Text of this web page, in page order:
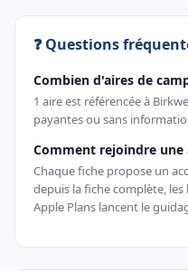
❓ Questions
Combien d'aires de
1 aire est référencée à
payantes ou sans
Comment rejoindre une
Chaque fiche propose un
depuis la fiche complète,
Apple Plans lancent le